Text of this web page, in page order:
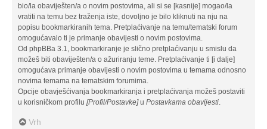
bio/la obaviješten/a o novim postovima, ali si se [kasnije] mogao/la
vratiti na temu bez traženja iste, dovoljno je bilo kliknuti na nju na
popisu bookmarkiranih tema. Pretplaćivanje na temu/tematski forum
omogućavalo ti je primanje obavijesti o novim postovima.
Od phpBBa 3.1, bookmarkiranje je slično pretplaćivanju u smislu da
možeš biti obaviješten/a o ažuriranju teme. Pretplaćivanje ti [i dalje]
omogućava primanje obavijesti o novim postovima u temama odnosno
novima temama na tematskim forumima.
Opcije obavješćivanja bookmarkiranja i pretplaćivanja možeš postaviti
u korisničkom profilu [Profil/Postavke]u Postavkama obavijesti.
Vrh